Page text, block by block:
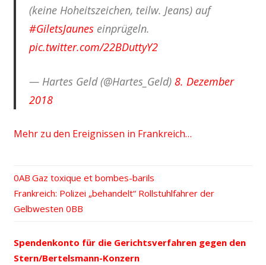
(keine Hoheitszeichen, teilw. Jeans) auf
#GiletsJaunes einprügeln.
pic.twitter.com/22BDuttyY2
— Hartes Geld (@Hartes_Geld) 8. Dezember
2018
Mehr zu den Ereignissen in Frankreich…
Beitrags-
Navigation
Vorheriger
Beitrag:
Gaz toxique et bombes-barils
Nächster
Beitrag:
Frankreich: Polizei „behandelt“ Rollstuhlfahrer der
Gelbwesten
Spendenkonto für die Gerichtsverfahren gegen den
Stern/Bertelsmann-Konzern